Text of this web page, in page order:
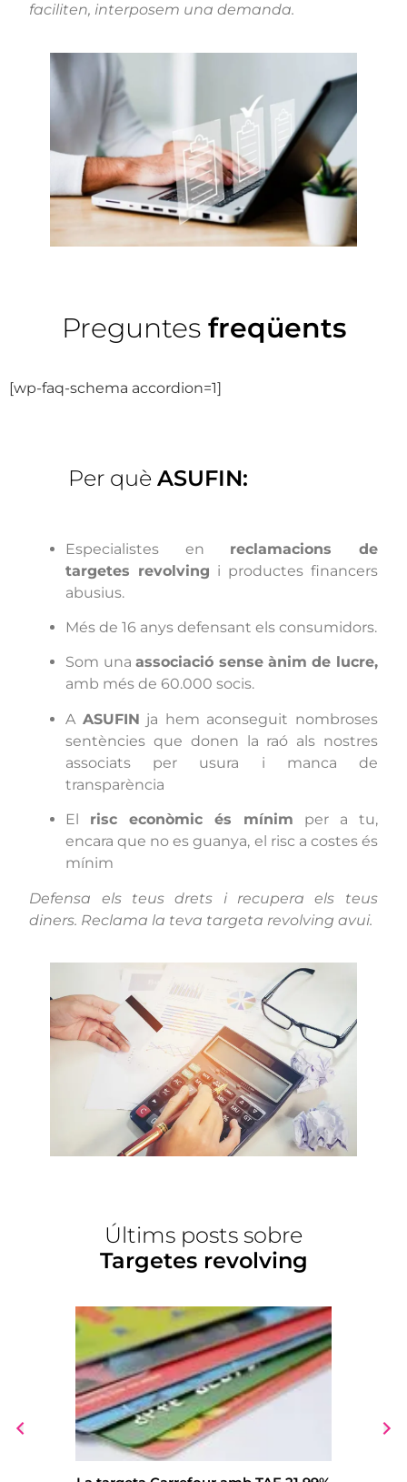
faciliten, interposem una demanda.
Preguntes freqüents
[wp-faq-schema accordion=1]
Per què ASUFIN:
Especialistes en reclamacions de
targetes revolving i productes financers
abusius.
Més de 16 anys defensant els consumidors.
Som unaassociació sense ànim de lucre,
amb més de 60.000 socis.
A ASUFIN ja hem aconseguit nombroses
sentències que donen la raó als nostres
associats per usura i manca de
transparència
El risc econòmic és mínim per a tu,
encara que no es guanya, el risc a costes és
mínim
Defensa els teus drets i recupera els teus
diners. Reclama la teva targeta revolving avui.
Últims posts sobre
Targetes revolving